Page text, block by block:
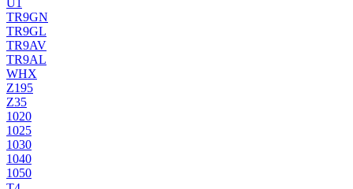
TR9GN
TR9GL
TR9AV
TR9AL
WHX
Z195
Z35
1020
1025
1030
1040
1050